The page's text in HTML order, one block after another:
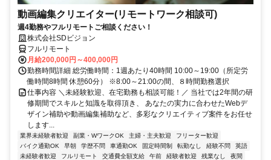
動画編集クリエイター(リモートワーク相談可)
週4勤務やフルリモートご相談ください！
株式会社SDビジョン
フルリモート
月給200,000円～400,000円
勤務時間詳細 総労働時間：1週あたり40時間 10:00～19:00（所定労
働時間8時間 休憩60分） ※8:00～21:00の間、８時間勤務選択
仕事内容 ＼未経験歓迎、在宅勤務も相談可能！／ 当社では2年間の研
修期間でスキルと知識を取得頂き、 あなたの実力に合わせたWebデ
ザイン補助や動画編集補助など、多彩なクリエイティブ案件をお任せ
します...
業界未経験者歓迎 副業・WワークOK 主婦・主夫歓迎
フリーター歓迎
バイク通勤OK
早朝 学歴不問 車通勤OK 固定時間制 転勤なし 経験不問
英語
未経験者歓迎
フルリモート 交通費全額支給 午前 経験者歓迎 残業なし
夜間